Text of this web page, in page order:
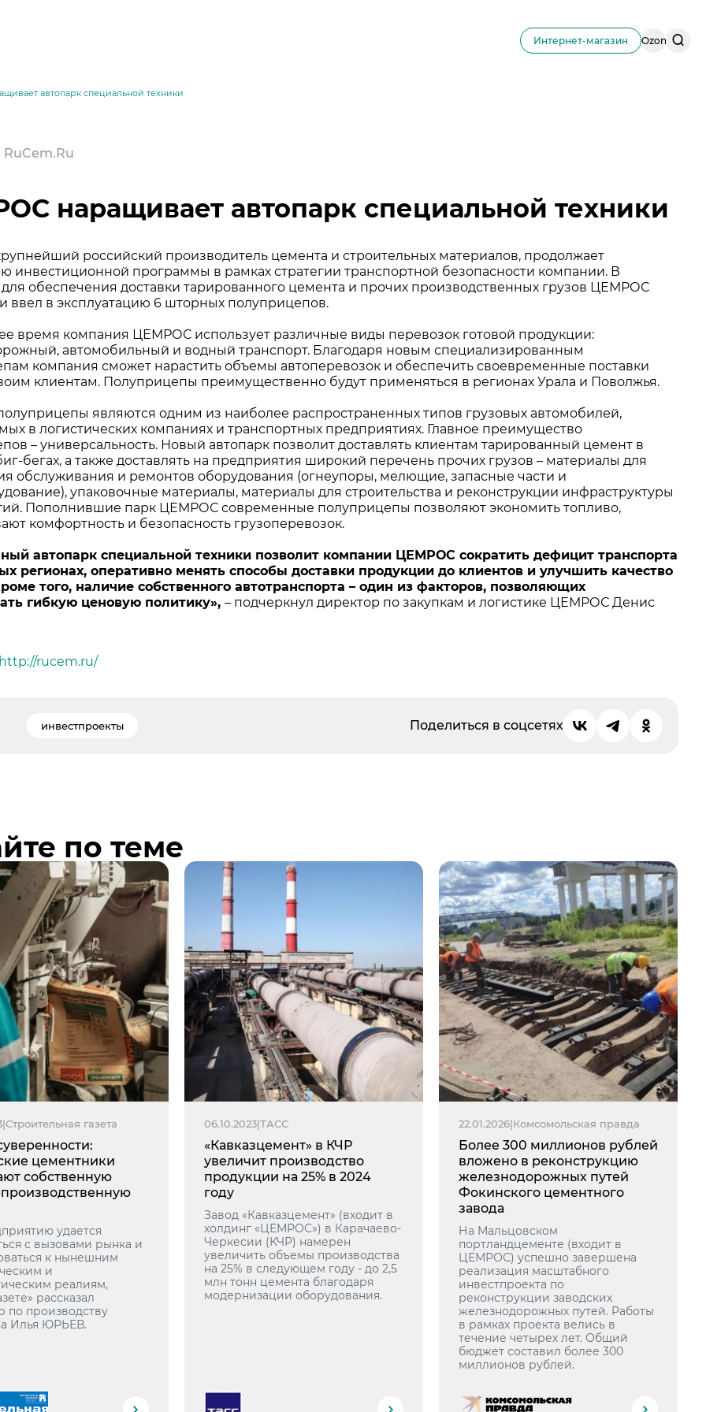
Интернет-магазин Ozon
автопарк специальной техники
RuCem.Ru
наращивает автопарк специальной техники
российский производитель цемента и строительных материалов, продолжает
инвестиционной программы в рамках стратегии транспортной безопасности компании. В
для обеспечения доставки тарированного цемента и прочих производственных грузов ЦЕМРОС
ввел в эксплуатацию 6 шторных полуприцепов.
время компания ЦЕМРОС использует различные виды перевозок готовой продукции:
автомобильный и водный транспорт. Благодаря новым специализированным
компания сможет нарастить объемы автоперевозок и обеспечить своевременные поставки
клиентам. Полуприцепы преимущественно будут применяться в регионах Урала и Поволжья.
являются одним из наиболее распространенных типов грузовых автомобилей,
в логистических компаниях и транспортных предприятиях. Главное преимущество
– универсальность. Новый автопарк позволит доставлять клиентам тарированный цемент в
бегах, а также доставлять на предприятия широкий перечень прочих грузов – материалы для
обслуживания и ремонтов оборудования (огнеупоры, мелющие, запасные части и
упаковочные материалы, материалы для строительства и реконструкции инфраструктуры
Пополнившие парк ЦЕМРОС современные полуприцепы позволяют экономить топливо,
комфортность и безопасность грузоперевозок.
автопарк специальной техники позволит компании ЦЕМРОС сократить дефицит транспорта
регионах, оперативно менять способы доставки продукции до клиентов и улучшить качество
того, наличие собственного автотранспорта – один из факторов, позволяющих
гибкую ценовую политику»,– подчеркнул директор по закупкам и логистике ЦЕМРОС Денис
http://rucem.ru/
инвестпроекты Поделиться в соцсетях
по теме
|Строительная газета
цементники
собственную
удается
с вызовами рынка и
к нынешним
и
реалиям,
рассказал
по производству
Илья ЮРЬЕВ.
06.10.2023|ТАСС
«Кавказцемент» в КЧР
увеличит производство
продукции на 25% в 2024
году
Завод «Кавказцемент» (входит в
холдинг «ЦЕМРОС») в Карачаево-
Черкесии (КЧР) намерен
увеличить объемы производства
на 25% в следующем году - до 2,5
млн тонн цемента благодаря
модернизации оборудования.
22.01.2026|Комсомольская правда
Более 300 миллионов рублей
вложено в реконструкцию
железнодорожных путей
Фокинского цементного
завода
На Мальцовском
портландцементе (входит в
ЦЕМРОС) успешно завершена
реализация масштабного
инвестпроекта по
реконструкции заводских
железнодорожных путей. Работы
в рамках проекта велись в
течение четырех лет. Общий
бюджет составил более 300
миллионов рублей.